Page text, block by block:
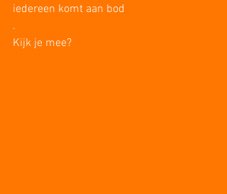
iedereen komt aan bod
.
Kijk je mee?